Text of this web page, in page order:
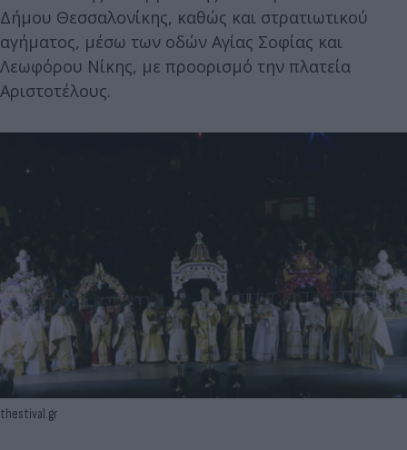
Δήμου Θεσσαλονίκης, καθώς και στρατιωτικού
αγήματος, μέσω των οδών Αγίας Σοφίας και
Λεωφόρου Νίκης, με προορισμό την πλατεία
Αριστοτέλους.
thestival.gr